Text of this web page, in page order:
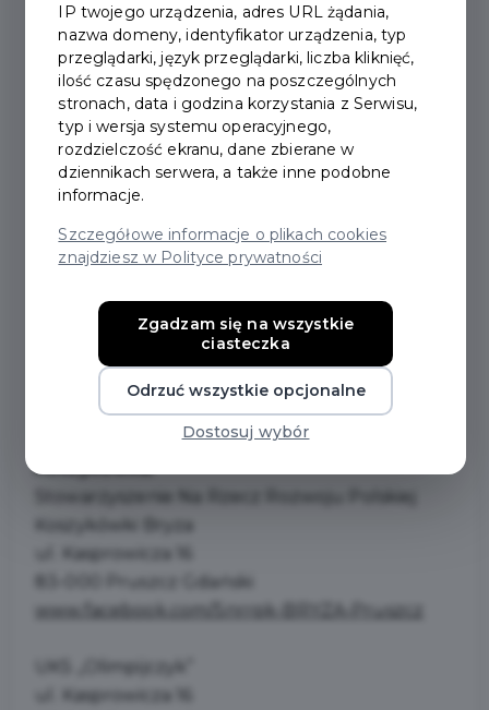
Klub Judo Raion Pruszcz Gdański
ul. Niemcewicza 1
83-000 Pruszcz Gdański
www.judopruszcz.pl
Kettlebell:
Wytrenowani Pruszcz Gdański
https://www.facebook.com/wytrenowanipruszcz
Kickboxing:
Kickboxing Wataha Pruszcz Gdański
Powstańcow Warszawy 71
83-000 Pruszcz Gdański
https://www.facebook.com/KickboxingWataha/
Koszykówka:
ul. Kasprowicza 16
83-000 Pruszcz Gdański
www.facebook.com/Snrrpk-BRYZA-Pruszcz
UKS „Olimpijczyk”
ul. Kasprowicza 16
IP twojego urządzenia, adres URL żądania,
nazwa domeny, identyfikator urządzenia, typ
przeglądarki, język przeglądarki, liczba kliknięć,
ilość czasu spędzonego na poszczególnych
stronach, data i godzina korzystania z Serwisu,
typ i wersja systemu operacyjnego,
rozdzielczość ekranu, dane zbierane w
dziennikach serwera, a także inne podobne
informacje.
Szczegółowe informacje o plikach cookies
znajdziesz w Polityce prywatności
Zgadzam się na wszystkie
ciasteczka
Odrzuć wszystkie opcjonalne
Dostosuj wybór